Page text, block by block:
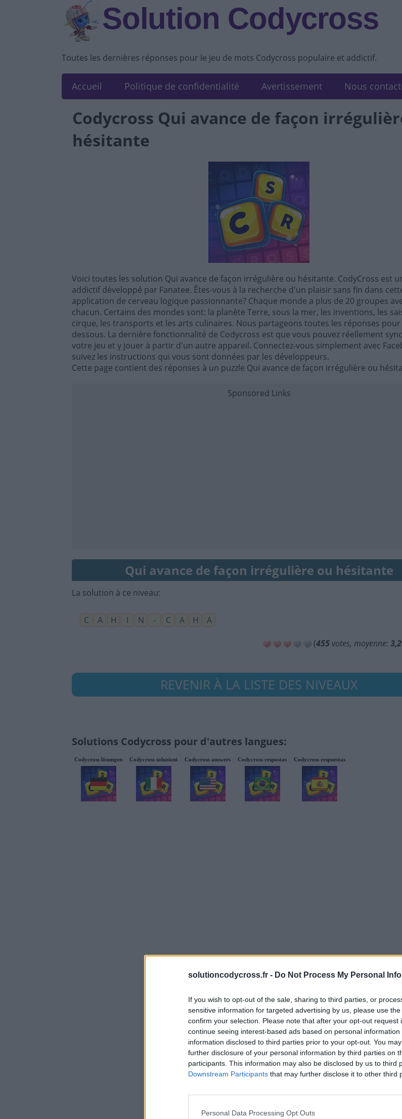
solutioncodycross.fr - Do Not Process My Personal
If you wish to opt-out of the sale, sharing to third parties, or
sensitive information for targeted advertising by us, please use
confirm your selection. Please note that after your opt-out request
continue seeing interest-based ads based on personal
information disclosed to third parties prior to your opt-out. You
further disclosure of your personal information by third parties on
participants. This information may also be disclosed by us to third
Downstream Participants that may further disclose it to other third
Personal Data Processing Opt Outs
Solution Codycross
Toutes les dernières réponses pour le jeu de mots Codycross populaire et addictif.
Accueil Politique de confidentialité Avertissement Nous
Codycross Qui avance de façon
hésitante
Voici toutes les solution Qui avance de façon irrégulière ou hésitante. CodyCross est
addictif développé par Fanatee. Êtes-vous à la recherche d'un plaisir sans fin dans
application de cerveau logique passionnante? Chaque monde a plus de 20 groupes
chacun. Certains des mondes sont: la planète Terre, sous la mer, les inventions, les
cirque, les transports et les arts culinaires. Nous partageons toutes les réponses pour
dessous. La dernière fonctionnalité de Codycross est que vous pouvez réellement
votre jeu et y jouer à partir d'un autre appareil. Connectez-vous simplement avec
suivez les instructions qui vous sont données par les développeurs.
Cette page contient des réponses à un puzzle Qui avance de façon irrégulière ou
Sponsored Links
Qui avance de façon irrégulière ou hésitante
La solution à ce niveau:
C A H I N - C A H A
(455 votes, moyenne:
REVENIR À LA LISTE DES NIVEAUX
Solutions Codycross pour d'autres langues:
Codycross lösungen Codycross soluzioni Codycross answers Codycross respostas Codycross respuestas